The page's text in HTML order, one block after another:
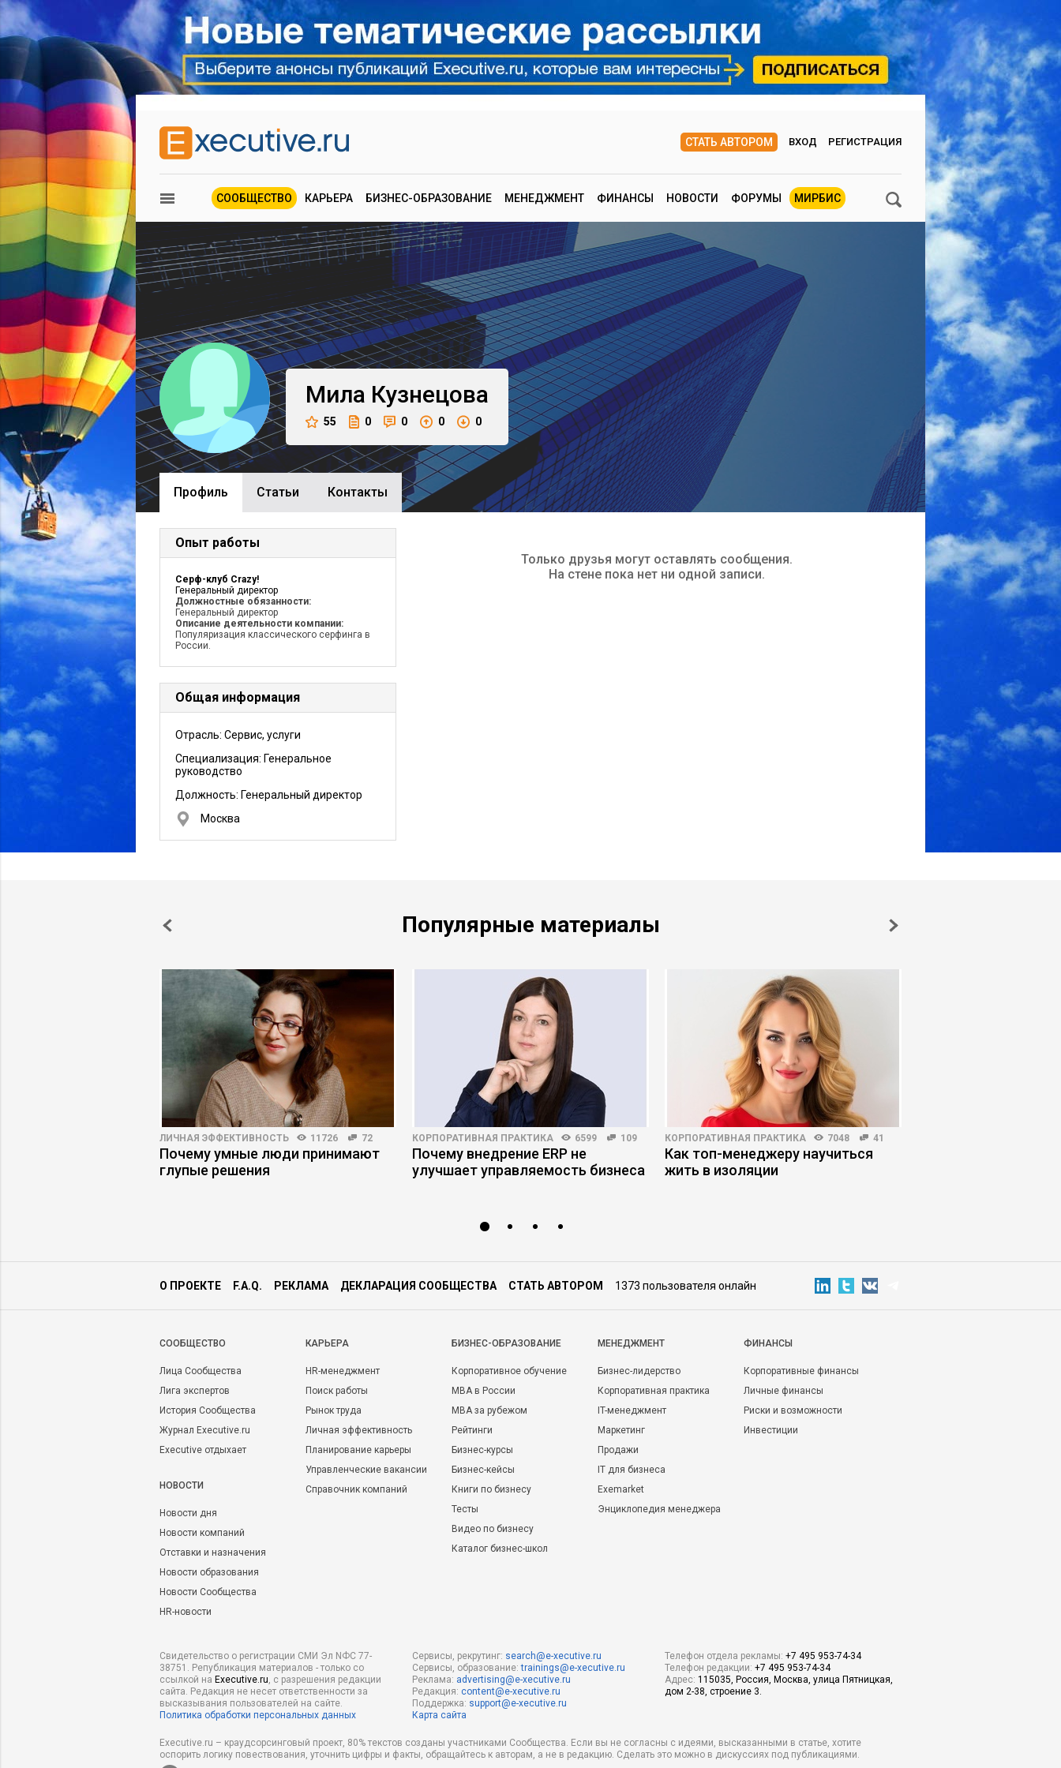
СТАТЬ АВТОРОМ ВХОД РЕГИСТРАЦИЯ
СООБЩЕСТВО КАРЬЕРА БИЗНЕС-ОБРАЗОВАНИЕ МЕНЕДЖМЕНТ ФИНАНСЫ НОВОСТИ ФОРУМЫ МИРБИС
Мила Кузнецова
55 0 0 0 0
Профиль Cтатьи Контакты
Опыт работы
Серф-клуб Crazy!
Генеральный директор
Должностные обязанности:
Генеральный директор
Описание деятельности компании:
Популяризация классического серфинга в
России.
Общая информация
Отрасль: Сервис, услуги
Специализация: Генеральное
руководство
Должность: Генеральный директор
Москва
Только друзья могут оставлять сообщения.
На стене пока нет ни одной записи.
Популярные материалы
ЛИЧНАЯ ЭФФЕКТИВНОСТЬ 11726 72
Почему умные люди принимают
глупые решения
КОРПОРАТИВНАЯ ПРАКТИКА 6599 109
Почему внедрение ERP не
улучшает управляемость бизнеса
КОРПОРАТИВНАЯ ПРАКТИКА 7048 41
Как топ-менеджеру научиться
жить в изоляции
О ПРОЕКТЕ F.A.Q. РЕКЛАМА ДЕКЛАРАЦИЯ СООБЩЕСТВА СТАТЬ АВТОРОМ 1373 пользователя онлайн
CООБЩЕСТВО
Лица Сообщества
Лига экспертов
История Сообщества
Журнал Executive.ru
Executive отдыхает
НОВОСТИ
Новости дня
Новости компаний
Отставки и назначения
Новости образования
Новости Сообщества
HR-новости
КАРЬЕРА
HR-менеджмент
Поиск работы
Рынок труда
Личная эффективность
Планирование карьеры
Управленческие вакансии
Справочник компаний
БИЗНЕС-ОБРАЗОВАНИЕ
Корпоративное обучение
MBA в России
MBA за рубежом
Рейтинги
Бизнес-курсы
Бизнес-кейсы
Книги по бизнесу
Тесты
Видео по бизнесу
Каталог бизнес-школ
МЕНЕДЖМЕНТ
Бизнес-лидерство
Корпоративная практика
IT-менеджмент
Маркетинг
Продажи
IT для бизнеса
Exemarket
Энциклопедия менеджера
ФИНАНСЫ
Корпоративные финансы
Личные финансы
Риски и возможности
Инвестиции
Свидетельство о регистрации СМИ Эл NФС 77-
38751. Републикация материалов - только со
ссылкой на Executive.ru, с разрешения редакции
сайта. Редакция не несет ответственности за
высказывания пользователей на сайте.
Политика обработки персональных данных
Сервисы, рекрутинг: search@e-xecutive.ru
Сервисы, образование:trainings@e-xecutive.ru
Реклама: advertising@e-xecutive.ru
Редакция: content@e-xecutive.ru
Поддержка: support@e-xecutive.ru
Карта сайта
Телефон отдела рекламы: +7 495 953-74-34
Телефон редакции: +7 495 953-74-34
Адрес: 115035, Россия, Москва, улица Пятницкая,
дом 2-38, строение 3.
Executive.ru – краудсорсинговый проект, 80% текстов созданы участниками Сообщества. Если вы не согласны с идеями, высказанными в статье, хотите
оспорить логику повествования, уточнить цифры и факты, обращайтесь к авторам, а не в редакцию. Сделать это можно в дискуссиях под публикациями.